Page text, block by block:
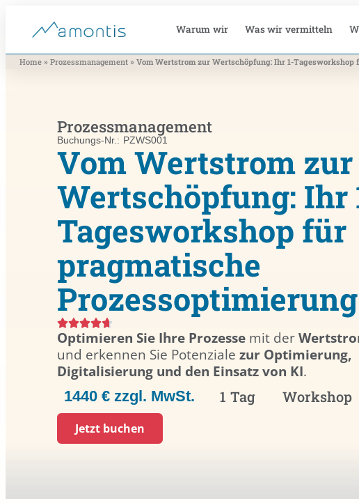
Warum wir Was wir vermitteln
Home » Prozessmanagement » Vom Wertstrom zur Wertschöpfung: Ihr 1-
Prozessmanagement
Buchungs-Nr.: PZWS001
Vom Wertstrom zur
Wertschöpfung: Ihr
Tagesworkshop für
pragmatische
Prozessoptimierung
Optimieren Sie Ihre Prozesse mit der
und erkennen Sie Potenziale zur Optimierung,
Digitalisierung und den Einsatz von KI.
1440 € zzgl. MwSt. 1 Tag Workshop
Jetzt buchen